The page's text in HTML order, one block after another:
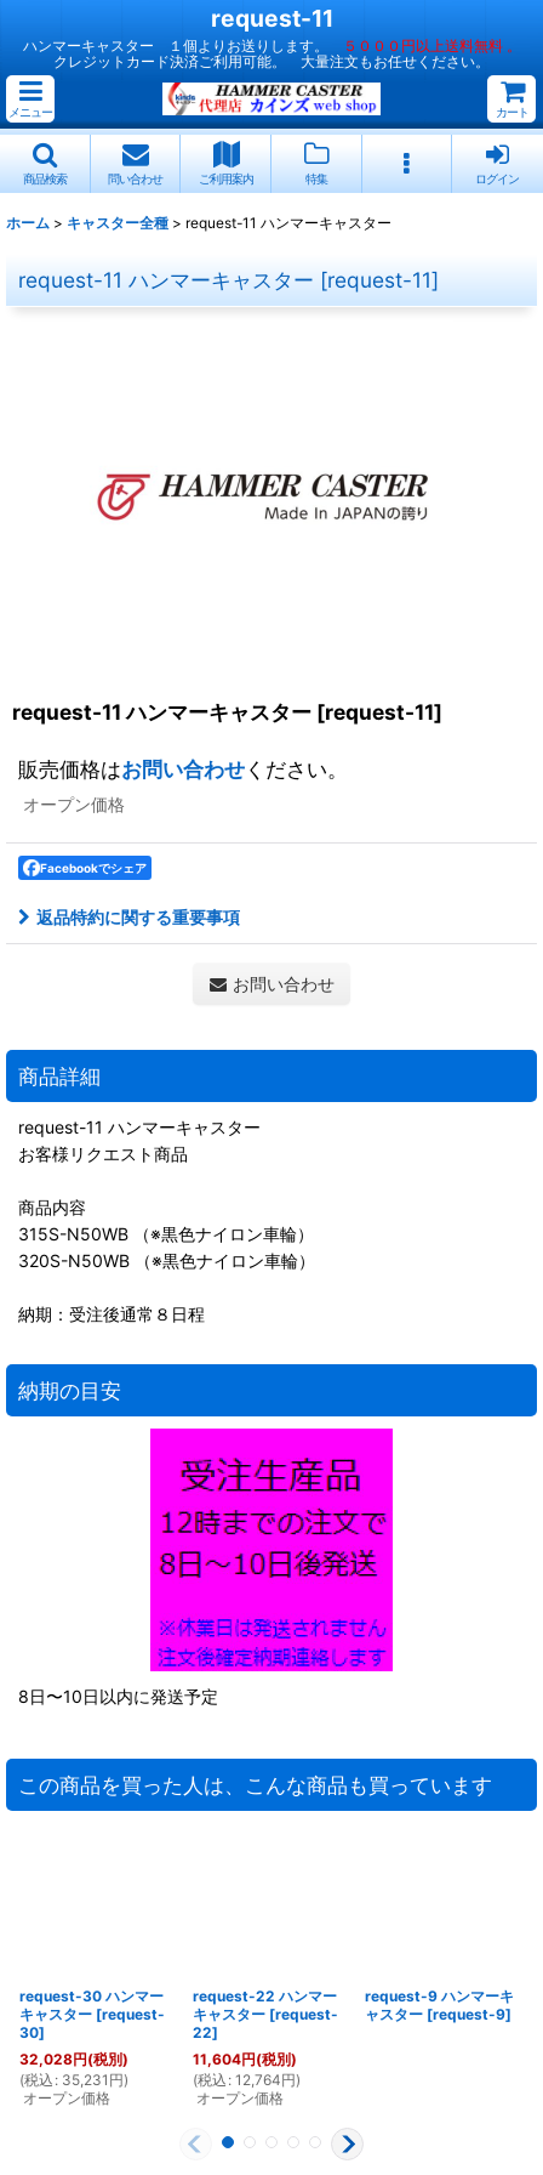
request-11
ハンマーキャスター １個よりお送りします。
５０００円以上送料無料 。
クレジットカード決済ご利用可能。 大量注文もお任せください。
メニュー カート
商品検索 問い合わせ ご利用案内 特集 ログイン
ホーム > キャスター全種 > request-11 ハンマーキャスター
request-11 ハンマーキャスター [request-11]
request-11 ハンマーキャスター [request-11]
販売価格はお問い合わせください。
オープン価格
Facebookでシェア
返品特約に関する重要事項
お問い合わせ
商品詳細
request-11 ハンマーキャスター
お客様リクエスト商品
商品内容
315S-N50WB （※黒色ナイロン車輪）
320S-N50WB （※黒色ナイロン車輪）
納期：受注後通常８日程
納期の目安
8日〜10日以内に発送予定
この商品を買った人は、こんな商品も買っています
request-30 ハンマー
キャスター [request-
30]
32,028円(税別)
(税込 : 35,231 円)
オープン価格
request-22 ハンマー
キャスター [request-
22]
11,604円(税別)
(税込 : 12,764円)
オープン価格
request-9 ハンマーキ
ャスター [request-9]